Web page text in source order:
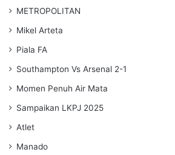
METROPOLITAN
Mikel Arteta
Piala FA
Southampton Vs Arsenal 2-1
Momen Penuh Air Mata
Sampaikan LKPJ 2025
Atlet
Manado